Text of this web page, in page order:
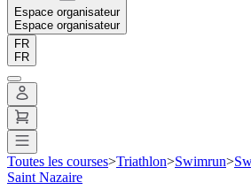
Espace organisateur
Espace organisateur
FR
FR
Toutes les courses>Triathlon>Swimrun>
Saint Nazaire